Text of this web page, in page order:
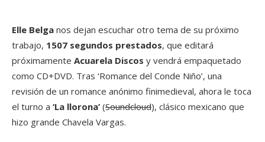
Elle Belga nos dejan escuchar otro tema de su próximo
trabajo, 1507 segundos prestados, que editará
próximamente Acuarela Discos y vendrá empaquetado
como CD+DVD. Tras ‘Romance del Conde Niño’, una
revisión de un romance anónimo finimedieval, ahora le toca
el turno a ‘La llorona’ (Soundcloud), clásico mexicano que
hizo grande Chavela Vargas.